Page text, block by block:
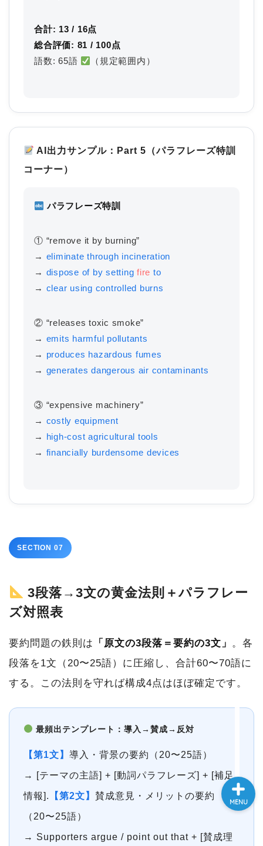
合計: 13 / 16点
総合評価: 81 / 100点
語数: 65語
（規定範囲内）
AI出力サンプル：Part 5（パラフレーズ特訓
コーナー）
パラフレーズ特訓
① “remove it by burning”
→ eliminate through incineration
→ dispose of by setting fire to
→ clear using controlled burns
② “releases toxic smoke”
→ emits harmful pollutants
→ produces hazardous fumes
→ generates dangerous air contaminants
③ “expensive machinery”
→ costly equipment
→ high-cost agricultural tools
→ financially burdensome devices
SECTION 07
3段落→3文の黄金法則＋パラフレー
ズ対照表
要約問題の鉄則は 「原文の3段落＝要約の3文」 。各
段落を1文（20〜25語）に圧縮し、合計60〜70語に
する。この法則を守れば構成4点はほぼ確定です。
最頻出テンプレート：導入→賛成→反対
【第1文】 導入・背景の要約（20〜25語）
→ [テーマの主語] + [動詞パラフレーズ] + [補足
情報]. 【第2文】 賛成意見・メリットの要約
（20〜25語）
→ Supporters argue / point out that + [賛成理
MENU
大学入試英語対策講座
い英語＆素敵な英文フレー
ズ集
過去記事
CONTACT